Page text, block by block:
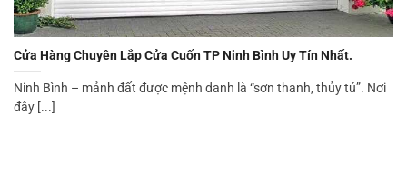
Cửa Hàng Chuyên Lắp Cửa Cuốn TP Ninh Bình Uy Tín Nhất.
Ninh Bình – mảnh đất được mệnh danh là “sơn thanh, thủy tú”. Nơi
đây [...]